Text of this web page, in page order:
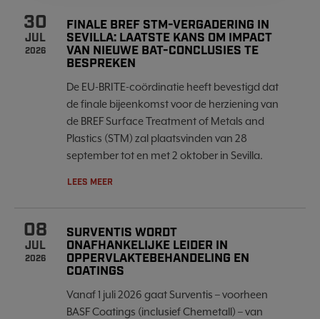
30
JUL
2026
FINALE BREF STM-VERGADERING IN
SEVILLA: LAATSTE KANS OM IMPACT
VAN NIEUWE BAT-CONCLUSIES TE
BESPREKEN
De EU-BRITE-coördinatie heeft bevestigd dat
de finale bijeenkomst voor de herziening van
de BREF Surface Treatment of Metals and
Plastics (STM) zal plaatsvinden van 28
september tot en met 2 oktober in Sevilla.
LEES MEER
08
JUL
2026
SURVENTIS WORDT
ONAFHANKELIJKE LEIDER IN
OPPERVLAKTEBEHANDELING EN
COATINGS
Vanaf 1 juli 2026 gaat Surventis – voorheen
BASF Coatings (inclusief Chemetall) – van